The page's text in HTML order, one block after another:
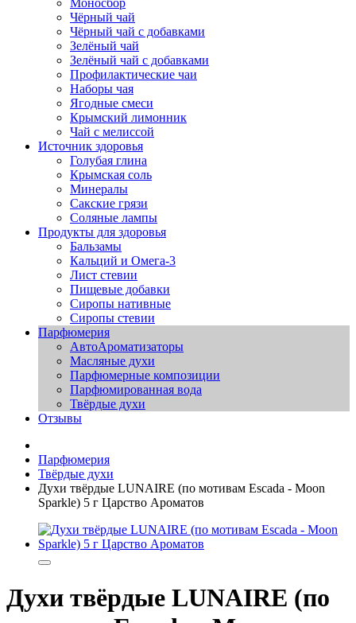
Моносбор
Чёрный чай
Чёрный чай с добавками
Зелёный чай
Зелёный чай с добавками
Профилактические чаи
Наборы чая
Ягодные смеси
Крымский лимонник
Чай с мелиссой
Источник здоровья
Голубая глина
Крымская соль
Минералы
Сакские грязи
Соляные лампы
Продукты для здоровья
Бальзамы
Кальций и Омега-3
Лист стевии
Пищевые добавки
Сиропы нативные
Сиропы стевии
Парфюмерия
АвтоАроматизаторы
Масляные духи
Парфюмерные композиции
Парфюмированная вода
Твёрдые духи
Отзывы
Парфюмерия
Твёрдые духи
Духи твёрдые LUNAIRE (по мотивам Escada - Moon
Sparkle) 5 г Царство Ароматов
Духи твёрдые LUNAIRE (по